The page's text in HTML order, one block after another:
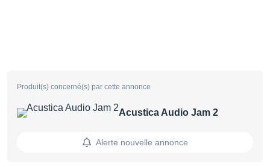
Produit(s) concerné(s) par cette annonce
Acustica Audio Jam 2
Alerte nouvelle annonce